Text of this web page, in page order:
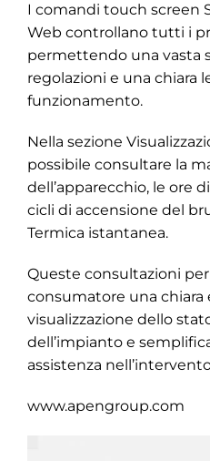
I comandi touch screen
Web controllano tutti i
permettendo una vasta
regolazioni e una chiara
funzionamento.
Nella sezione
possibile consultare la
dell’apparecchio, le ore
cicli di accensione del
Termica istantanea.
Queste consultazioni
consumatore una chiara
visualizzazione dello
dell’impianto e
assistenza
www.apengroup.com